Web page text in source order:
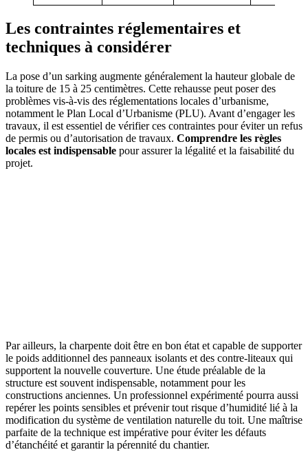
Les contraintes réglementaires et
techniques à considérer
La pose d’un sarking augmente généralement la hauteur globale de
la toiture de 15 à 25 centimètres. Cette rehausse peut poser des
problèmes vis-à-vis des réglementations locales d’urbanisme,
notamment le Plan Local d’Urbanisme (PLU). Avant d’engager les
travaux, il est essentiel de vérifier ces contraintes pour éviter un refus
de permis ou d’autorisation de travaux. Comprendre les règles
locales est indispensable pour assurer la légalité et la faisabilité du
projet.
Par ailleurs, la charpente doit être en bon état et capable de supporter
le poids additionnel des panneaux isolants et des contre-liteaux qui
supportent la nouvelle couverture. Une étude préalable de la
structure est souvent indispensable, notamment pour les
constructions anciennes. Un professionnel expérimenté pourra aussi
repérer les points sensibles et prévenir tout risque d’humidité lié à la
modification du système de ventilation naturelle du toit. Une maîtrise
parfaite de la technique est impérative pour éviter les défauts
d’étanchéité et garantir la pérennité du chantier.